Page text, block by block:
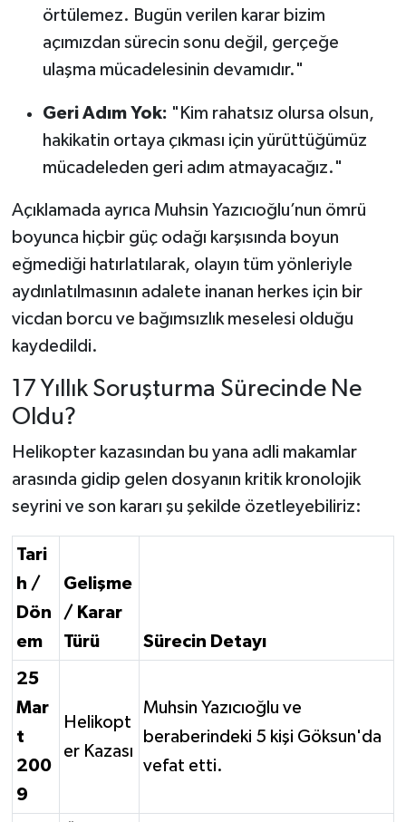
örtülemez. Bugün verilen karar bizim
açımızdan sürecin sonu değil, gerçeğe
ulaşma mücadelesinin devamıdır."
Geri Adım Yok: "Kim rahatsız olursa olsun,
hakikatin ortaya çıkması için yürüttüğümüz
mücadeleden geri adım atmayacağız."
Açıklamada ayrıca Muhsin Yazıcıoğlu’nun ömrü
boyunca hiçbir güç odağı karşısında boyun
eğmediği hatırlatılarak, olayın tüm yönleriyle
aydınlatılmasının adalete inanan herkes için bir
vicdan borcu ve bağımsızlık meselesi olduğu
kaydedildi.
17 Yıllık Soruşturma Sürecinde Ne
Oldu?
Helikopter kazasından bu yana adli makamlar
arasında gidip gelen dosyanın kritik kronolojik
seyrini ve son kararı şu şekilde özetleyebiliriz:
Tari
h /
Dön
em
Gelişme
/ Karar
Türü
Sürecin Detayı
25
Mar
t
200
9
Helikopt
er Kazası
Muhsin Yazıcıoğlu ve
beraberindeki 5 kişi Göksun'da
vefat etti.